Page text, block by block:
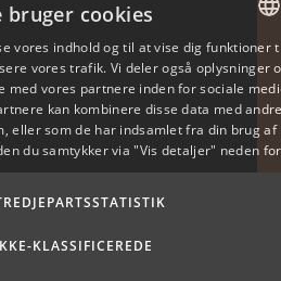
bruger cookies
vores indhold og til at vise dig funktioner
vores trafik. Vi deler også oplysninger
med vores partnere inden for sociale
kan kombinere disse data med
eller som de har indsamlet fra din brug af
du samtykker via "Vis detaljer" neden
KLASSIFICEREDE